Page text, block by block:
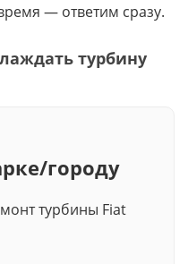
— ответим сразу.
турбину
городу
турбины Fiat